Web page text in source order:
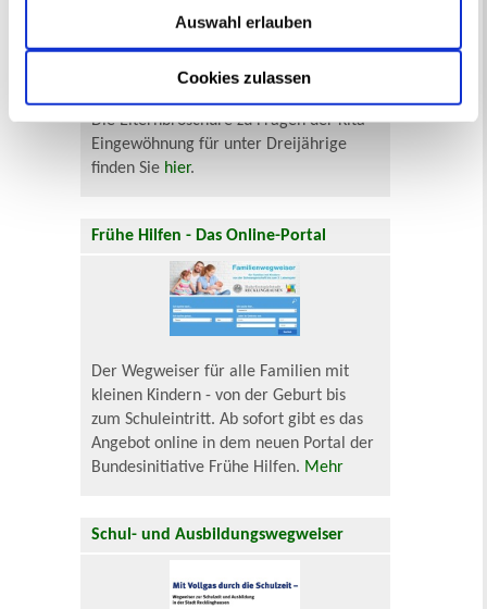
Cookies zulassen
Auswahl erlauben
Die Elternbroschüre zu Fragen der Kita-
Eingewöhnung für unter Dreijährige
finden Sie hier.
Frühe Hilfen - Das Online-Portal
Der Wegweiser für alle Familien mit
kleinen Kindern - von der Geburt bis
zum Schuleintritt. Ab sofort gibt es das
Angebot online in dem neuen Portal der
Bundesinitiative Frühe Hilfen. Mehr
Schul- und Ausbildungswegweiser